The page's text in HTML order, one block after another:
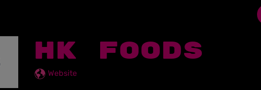
HK FOODS
Website